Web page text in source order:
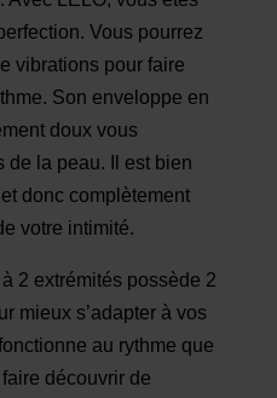
Vous pourrez
vibrations pour faire
Son enveloppe en
doux vous
de la peau. Il est bien
donc complètement
votre intimité.
2 extrémités possède 2
mieux s’adapter à vos
au rythme que
découvrir de